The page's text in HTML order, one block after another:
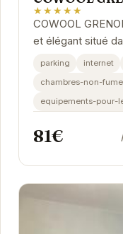
★★★★★
COWOOL
et élégant situé
propose des
parking internet
chambres-non-
equipements-pour-
81€